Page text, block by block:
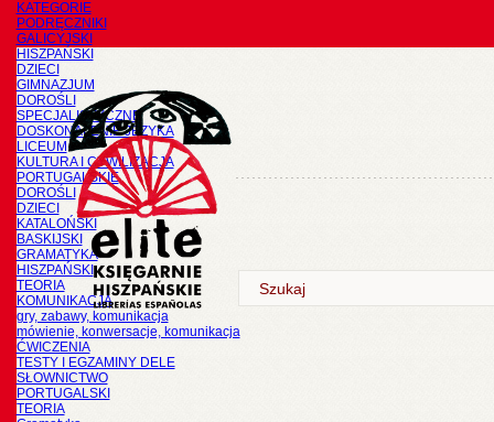
KATEGORIE
PODRĘCZNIKI
GALICYJSKI
HISZPAŃSKI
DZIECI
GIMNAZJUM
DOROŚLI
SPECJALISTYCZNE
DOSKONALENIE JĘZYKA
LICEUM
KULTURA I CYWILIZACJA
PORTUGALSKIE
DOROŚLI
DZIECI
KATALOŃSKI
BASKIJSKI
GRAMATYKA
HISZPAŃSKI
TEORIA
KOMUNIKACJA
gry, zabawy, komunikacja
mówienie, konwersacje, komunikacja
ĆWICZENIA
TESTY I EGZAMINY DELE
SŁOWNICTWO
PORTUGALSKI
TEORIA